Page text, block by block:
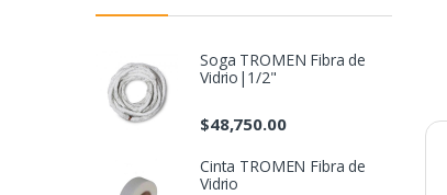
Soga TROMEN Fibra de
Vidrio|1/2"
$48,750.00
Cinta TROMEN Fibra de
Vidrio